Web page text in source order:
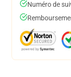
Numéro de